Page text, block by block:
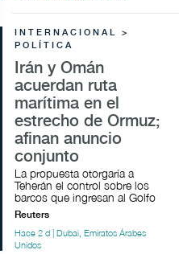
INTERNACIONAL >
POLÍTICA
Irán y Omán
acuerdan ruta
marítima en el
estrecho de Ormuz;
afinan anuncio
conjunto
La propuesta otorgaría a
Teherán el control sobre los
barcos que ingresan al Golfo
Reuters
Hace 2 d | Dubai, Emiratos Árabes
Unidos